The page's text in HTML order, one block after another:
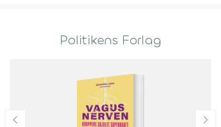
Politikens Forlag